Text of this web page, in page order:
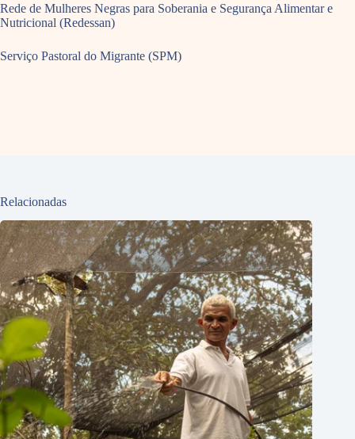
Rede de Mulheres Negras para Soberania e Segurança Alimentar e
Nutricional (Redessan)
Serviço Pastoral do Migrante (SPM)
Relacionadas